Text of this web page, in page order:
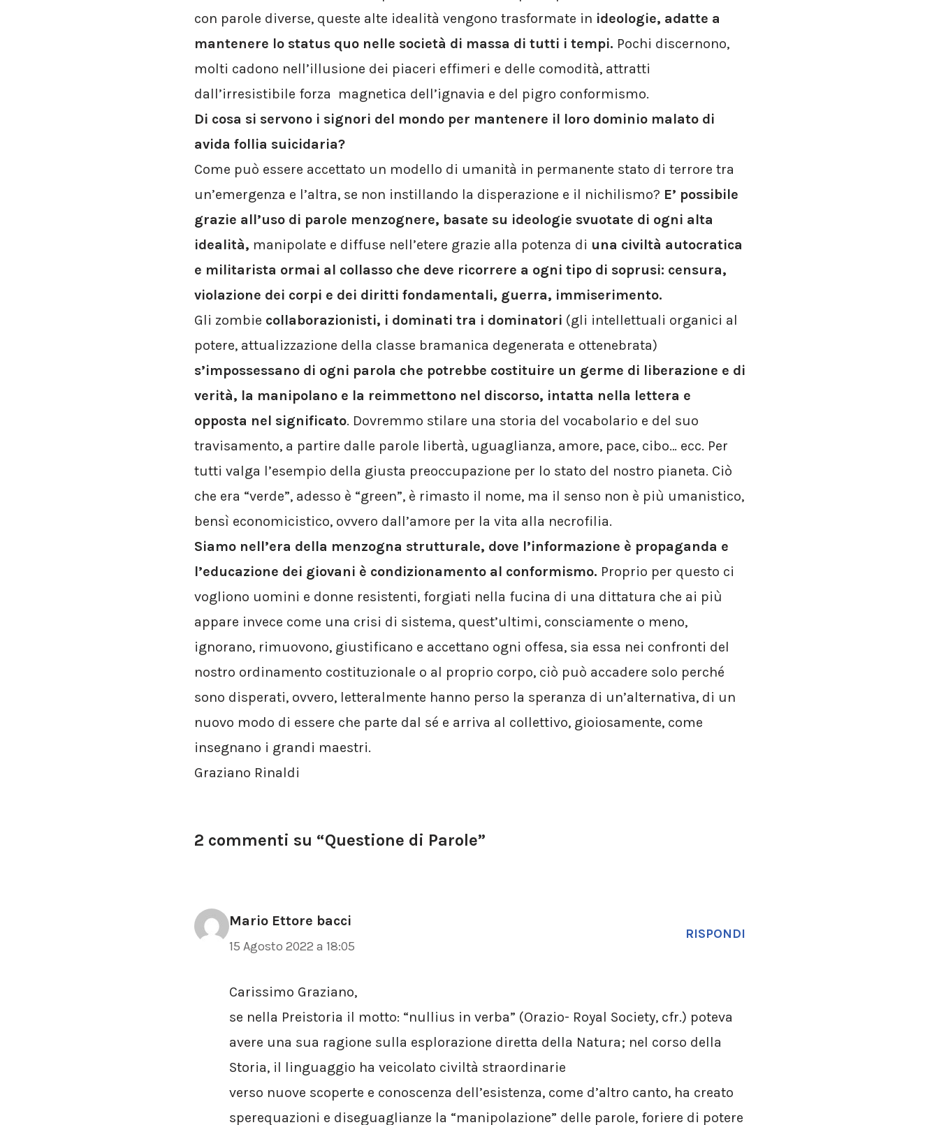
con parole diverse, queste alte idealità vengono trasformate in ideologie, adatte a
mantenere lo status quo nelle società di massa di tutti i tempi. Pochi discernono,
molti cadono nell’illusione dei piaceri effimeri e delle comodità, attratti
dall’irresistibile forza magnetica dell’ignavia e del pigro conformismo.
Di cosa si servono i signori del mondo per mantenere il loro dominio malato di
avida follia suicidaria?
Come può essere accettato un modello di umanità in permanente stato di terrore tra
un’emergenza e l’altra, se non instillando la disperazione e il nichilismo? E’ possibile
grazie all’uso di parole menzognere, basate su ideologie svuotate di ogni alta
idealità, manipolate e diffuse nell’etere grazie alla potenza di una civiltà autocratica
e militarista ormai al collasso che deve ricorrere a ogni tipo di soprusi: censura,
violazione dei corpi e dei diritti fondamentali, guerra, immiserimento.
Gli zombie collaborazionisti, i dominati tra i dominatori (gli intellettuali organici al
potere, attualizzazione della classe bramanica degenerata e ottenebrata)
s’impossessano di ogni parola che potrebbe costituire un germe di liberazione e di
verità, la manipolano e la reimmettono nel discorso, intatta nella lettera e
opposta nel significato. Dovremmo stilare una storia del vocabolario e del suo
travisamento, a partire dalle parole libertà, uguaglianza, amore, pace, cibo… ecc. Per
tutti valga l’esempio della giusta preoccupazione per lo stato del nostro pianeta. Ciò
che era “verde”, adesso è “green”, è rimasto il nome, ma il senso non è più umanistico,
bensì economicistico, ovvero dall’amore per la vita alla necrofilia.
Siamo nell’era della menzogna strutturale, dove l’informazione è propaganda e
l’educazione dei giovani è condizionamento al conformismo. Proprio per questo ci
vogliono uomini e donne resistenti, forgiati nella fucina di una dittatura che ai più
appare invece come una crisi di sistema, quest’ultimi, consciamente o meno,
ignorano, rimuovono, giustificano e accettano ogni offesa, sia essa nei confronti del
nostro ordinamento costituzionale o al proprio corpo, ciò può accadere solo perché
sono disperati, ovvero, letteralmente hanno perso la speranza di un’alternativa, di un
nuovo modo di essere che parte dal sé e arriva al collettivo, gioiosamente, come
insegnano i grandi maestri.
Graziano Rinaldi
2 commenti su “Questione di Parole”
Mario Ettore bacci
15 Agosto 2022 a 18:05
RISPONDI
Carissimo Graziano,
se nella Preistoria il motto: “nullius in verba” (Orazio- Royal Society, cfr.) poteva
avere una sua ragione sulla esplorazione diretta della Natura; nel corso della
Storia, il linguaggio ha veicolato civiltà straordinarie
verso nuove scoperte e conoscenza dell’esistenza, come d’altro canto, ha creato
sperequazioni e diseguaglianze la “manipolazione” delle parole, foriere di potere